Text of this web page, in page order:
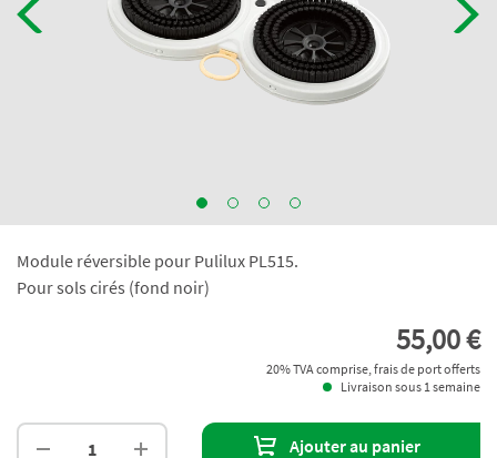
Module réversible pour Pulilux PL515.
Pour sols cirés (fond noir)
55,00 €
20% TVA comprise, frais de port offerts
Livraison sous 1 semaine
Ajouter au panier